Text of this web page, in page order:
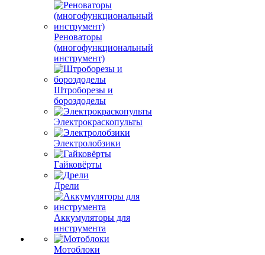
Реноваторы
(многофункциональный
инструмент)
Штроборезы и
бороздоделы
Электрокраскопульты
Электролобзики
Гайковёрты
Дрели
Аккумуляторы для
инструмента
Мотоблоки